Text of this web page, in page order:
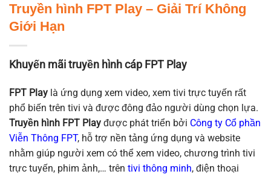
Truyền hình FPT Play – Giải Trí Không
Giới Hạn
Khuyến mãi truyền hình cáp FPT Play
FPT Play là ứng dụng xem video, xem tivi trực tuyến rất
phổ biến trên tivi và được đông đảo người dùng chọn lựa.
Truyền hình FPT Play được phát triển bởi Công ty Cổ phần
Viễn Thông FPT, hỗ trợ nền tảng ứng dụng và website
nhằm giúp người xem có thể xem video, chương trình tivi
trực tuyến, phim ảnh,… trên tivi thông minh, điện thoại